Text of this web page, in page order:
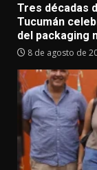
Tres décadas
Tucumán
del packaging
8 de agosto de